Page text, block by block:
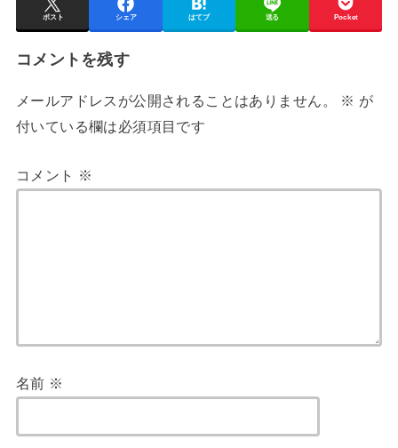
ポスト シェア はてブ 送る Pocket
コメントを残す
メールアドレスが公開されることはありません。 ※ が
付いている欄は必須項目です
コメント ※
名前 ※